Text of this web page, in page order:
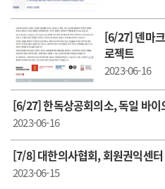
[6/27] 덴마
로젝트
2023-06-16
[6/27] 한독상공회의소, 독일 바이
2023-06-16
[7/8] 대한의사협회, 회원권익센
2023-06-15